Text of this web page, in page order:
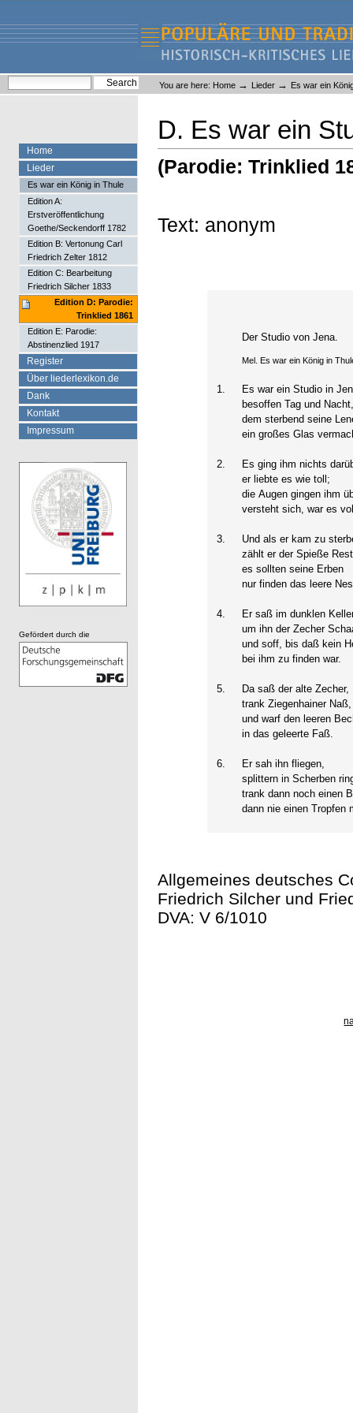
content.
navigation
Liederlexikon
Personal
tools
You are here: Home → Lieder → Es war ein
D. Es war ein
(Parodie: Trinklied
Text: anonym
Der Studio von Jena.
Mel. Es war ein König in
1.
Es war ein Studio in
besoffen Tag und
dem sterbend seine
ein großes Glas
2.
Es ging ihm nichts
er liebte es wie toll;
die Augen gingen ihm
versteht sich, war es
3.
Und als er kam zu
zählt er der Spieße
es sollten seine Erben
nur finden das leere
4.
Er saß im dunklen
um ihn der Zecher
und soff, bis daß kein
bei ihm zu finden war.
5.
Da saß der alte Zecher,
trank Ziegenhainer Naß,
und warf den leeren
in das geleerte Faß.
6.
Er sah ihn fliegen,
splittern in Scherben
trank dann noch einen
dann nie einen Tropfen
Allgemeines deutsches
Friedrich Silcher und
DVA: V 6/1010
Home
Lieder
Es war ein König in Thule
Edition A:
Erstveröffentlichung
Goethe/Seckendorff 1782
Edition B: Vertonung Carl
Friedrich Zelter 1812
Edition C: Bearbeitung
Friedrich Silcher 1833
Edition D: Parodie:
Trinklied 1861
Edition E: Parodie:
Abstinenzlied 1917
Register
Über liederlexikon.de
Dank
Kontakt
Impressum
Gefördert durch die